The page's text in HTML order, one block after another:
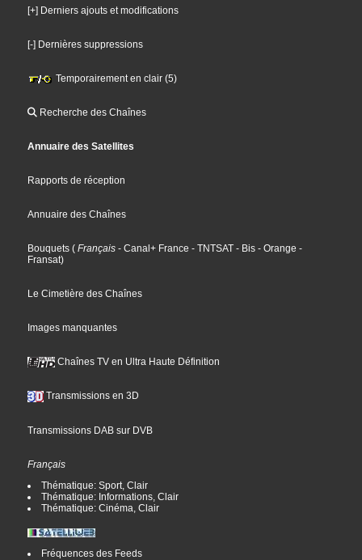
[+] Derniers ajouts et modifications
[-] Dernières suppressions
Temporairement en clair (5)
Recherche des Chaînes
Annuaire des Satellites
Rapports de réception
Annuaire des Chaînes
Bouquets ( Français - Canal+ France - TNTSAT - Bis - Orange -
Fransat)
Le Cimetière des Chaînes
Images manquantes
Chaînes TV en Ultra Haute Définition
Transmissions en 3D
Transmissions DAB sur DVB
Français
Thématique: Sport, Clair
Thématique: Informations, Clair
Thématique: Cinéma, Clair
Fréquences des Feeds